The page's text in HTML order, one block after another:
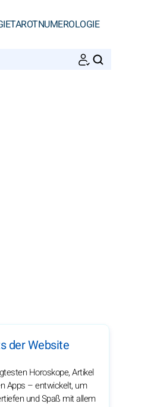
TAROTNUMEROLOGIE
der Website
Horoskope, Artikel
Apps – entwickelt, um
und Spaß mit allem